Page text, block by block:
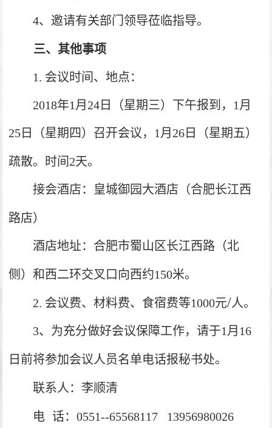
4、邀请有关部门领导莅临指导。
三、其他事项
1. 会议时间、地点：
2018年1 月24日（星期三）下午报到，1月
25日（星期四）召开会议，1月26日（星期五）
疏散。时间2天。
接会酒店：皇城御园大酒店（合肥长江西
路店）
酒店地址：合肥市蜀山区长江西路（北
侧）和西二环交叉口向西约150米。
2. 会议费、材料费、食宿费等1000元/人。
3、为充分做好会议保障工作，请于1 月16
日前将参加会议人员名单电话报秘书处。
联系人：李顺清
电 话：0551--65568117 13956980026